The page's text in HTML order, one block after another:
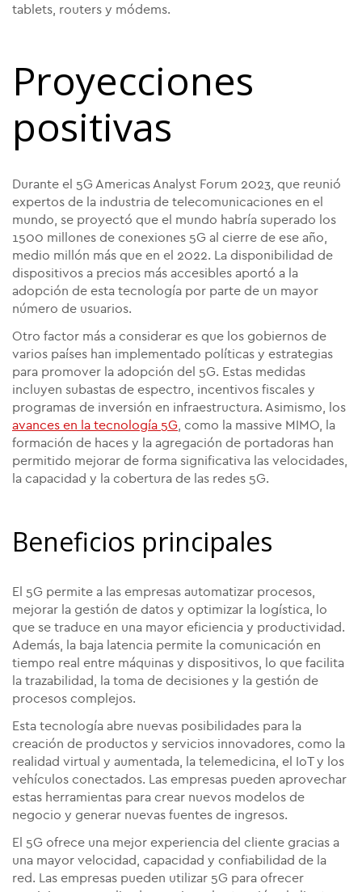
tablets, routers y módems.
Proyecciones
positivas
Durante el 5G Americas Analyst Forum 2023, que reunió
expertos de la industria de telecomunicaciones en el
mundo, se proyectó que el mundo habría superado los
1500 millones de conexiones 5G al cierre de ese año,
medio millón más que en el 2022. La disponibilidad de
dispositivos a precios más accesibles aportó a la
adopción de esta tecnología por parte de un mayor
número de usuarios.
Otro factor más a considerar es que los gobiernos de
varios países han implementado políticas y estrategias
para promover la adopción del 5G. Estas medidas
incluyen subastas de espectro, incentivos fiscales y
programas de inversión en infraestructura. Asimismo, los
avances en la tecnología 5G, como la massive MIMO, la
formación de haces y la agregación de portadoras han
permitido mejorar de forma significativa las velocidades,
la capacidad y la cobertura de las redes 5G.
Beneficios principales
El 5G permite a las empresas automatizar procesos,
mejorar la gestión de datos y optimizar la logística, lo
que se traduce en una mayor eficiencia y productividad.
Además, la baja latencia permite la comunicación en
tiempo real entre máquinas y dispositivos, lo que facilita
la trazabilidad, la toma de decisiones y la gestión de
procesos complejos.
Esta tecnología abre nuevas posibilidades para la
creación de productos y servicios innovadores, como la
realidad virtual y aumentada, la telemedicina, el IoT y los
vehículos conectados. Las empresas pueden aprovechar
estas herramientas para crear nuevos modelos de
negocio y generar nuevas fuentes de ingresos.
El 5G ofrece una mejor experiencia del cliente gracias a
una mayor velocidad, capacidad y confiabilidad de la
red. Las empresas pueden utilizar 5G para ofrecer